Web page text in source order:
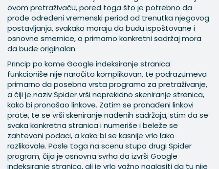
ovom pretraživaču, pored toga što je potrebno da
prođe određeni vremenski period od trenutka njegovog
postavljanja, svakako moraju da budu ispoštovane i
osnovne smernice, a primarno konkretni sadržaj mora
da bude originalan.
Princip po kome Google indeksiranje stranica
funkcioniše nije naročito komplikovan, te podrazumeva
primarno da posebna vrsta programa za pretraživanje,
a čiji je naziv Spider vrši neprekidno skeniranje stranica,
kako bi pronašao linkove. Zatim se pronađeni linkovi
prate, te se vrši skeniranje nađenih sadržaja, stim da se
svaka konkretna stranica i numeriše i beleže se
zahtevani podaci, a kako bi se kasnije vrlo lako
razlikovale. Posle toga na scenu stupa drugi Spider
program, čija je osnovna svrha da izvrši Google
indeksiranje stranica, ali je vrlo važno naglasiti da tu nije